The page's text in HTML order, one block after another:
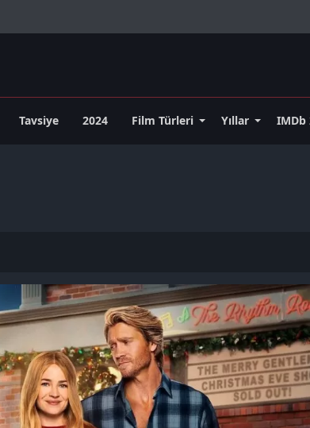
Tavsiye 2024 Film Türleri Yıllar IMDb